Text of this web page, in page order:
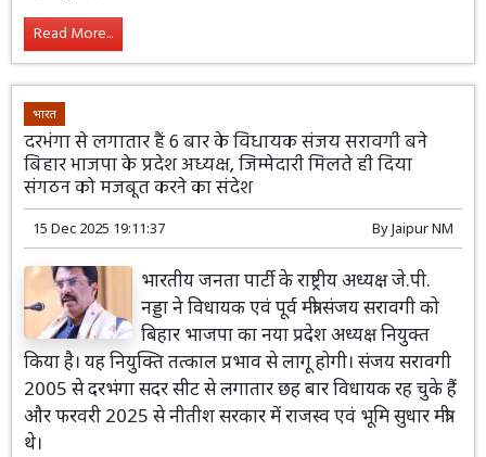
Read More...
भारत
दरभंगा से लगातार हैं 6 बार के विधायक संजय सरावगी बने
बिहार भाजपा के प्रदेश अध्यक्ष, जिम्मेदारी मिलते ही दिया
संगठन को मजबूत करने का संदेश
15 Dec 2025 19:11:37 ByJaipur NM
भारतीय जनता पार्टी के राष्ट्रीय अध्यक्ष जे.पी.
नड्डा ने विधायक एवं पूर्व मंत्री संजय सरावगी को
बिहार भाजपा का नया प्रदेश अध्यक्ष नियुक्त
किया है। यह नियुक्ति तत्काल प्रभाव से लागू होगी। संजय सरावगी
2005 से दरभंगा सदर सीट से लगातार छह बार विधायक रह चुके हैं
और फरवरी 2025 से नीतीश सरकार में राजस्व एवं भूमि सुधार मंत्री
थे।